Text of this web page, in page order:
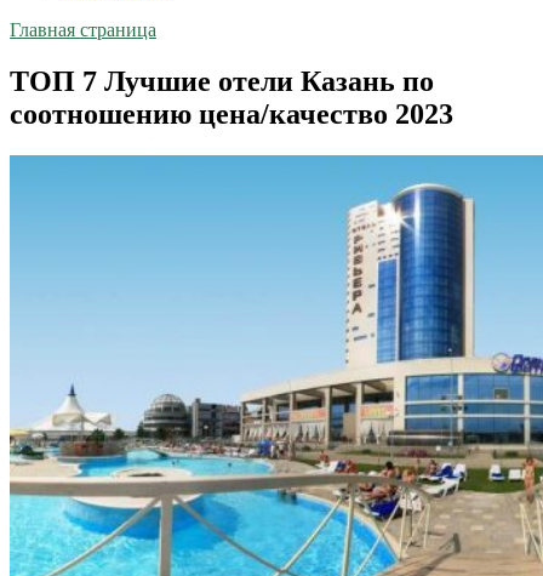
Главная страница
ТОП 7 Лучшие отели Казань по
соотношению цена/качество 2023